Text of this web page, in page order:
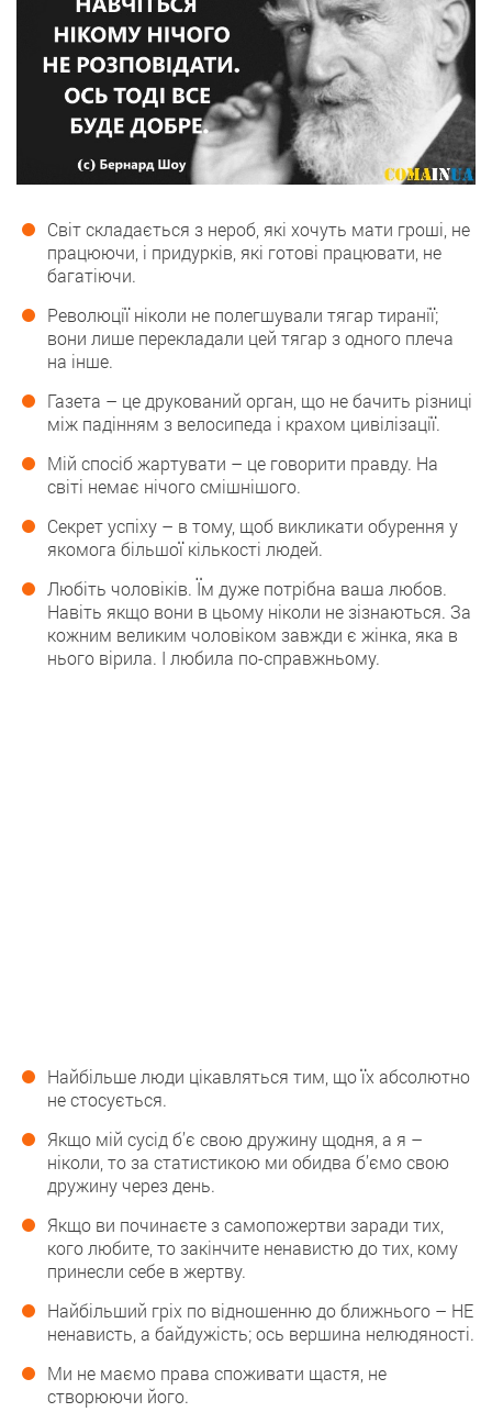
Світ складається з нероб, які хочуть мати гроші, не
працюючи, і придурків, які готові працювати, не
багатіючи.
Революції ніколи не полегшували тягар тиранії;
вони лише перекладали цей тягар з одного плеча
на інше.
Газета – це друкований орган, що не бачить різниці
між падінням з велосипеда і крахом цивілізації.
Мій спосіб жартувати – це говорити правду. На
світі немає нічого смішнішого.
Секрет успіху – в тому, щоб викликати обурення у
якомога більшої кількості людей.
Любіть чоловіків. Їм дуже потрібна ваша любов.
Навіть якщо вони в цьому ніколи не зізнаються. За
кожним великим чоловіком завжди є жінка, яка в
нього вірила. І любила по-справжньому.
Найбільше люди цікавляться тим, що їх абсолютно
не стосується.
Якщо мій сусід б’є свою дружину щодня, а я –
ніколи, то за статистикою ми обидва б’ємо свою
дружину через день.
Якщо ви починаєте з самопожертви заради тих,
кого любите, то закінчите ненавистю до тих, кому
принесли себе в жертву.
Найбільший гріх по відношенню до ближнього – НЕ
ненависть, а байдужість; ось вершина нелюдяності.
Ми не маємо права споживати щастя, не
створюючи його.